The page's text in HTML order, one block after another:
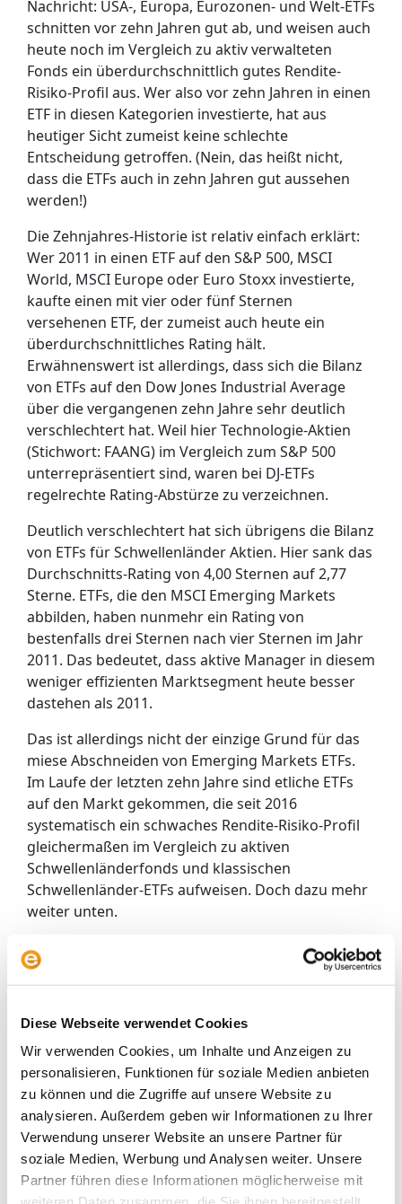
Diese Webseite verwendet Cookies
Wir verwenden Cookies, um Inhalte und Anzeigen zu
personalisieren, Funktionen für soziale Medien anbieten
zu können und die Zugriffe auf unsere Website zu
analysieren. Außerdem geben wir Informationen zu Ihrer
Verwendung unserer Website an unsere Partner für
soziale Medien, Werbung und Analysen weiter. Unsere
Partner führen diese Informationen möglicherweise mit
Nachricht: USA-, Europa, Eurozonen- und Welt-ETFs
schnitten vor zehn Jahren gut ab, und weisen auch
heute noch im Vergleich zu aktiv verwalteten
Fonds ein überdurchschnittlich gutes Rendite-
Risiko-Profil aus. Wer also vor zehn Jahren in einen
ETF in diesen Kategorien investierte, hat aus
heutiger Sicht zumeist keine schlechte
Entscheidung getroffen. (Nein, das heißt nicht,
dass die ETFs auch in zehn Jahren gut aussehen
werden!)
Die Zehnjahres-Historie ist relativ einfach erklärt:
Wer 2011 in einen ETF auf den S&P 500, MSCI
World, MSCI Europe oder Euro Stoxx investierte,
kaufte einen mit vier oder fünf Sternen
versehenen ETF, der zumeist auch heute ein
überdurchschnittliches Rating hält.
Erwähnenswert ist allerdings, dass sich die Bilanz
von ETFs auf den Dow Jones Industrial Average
über die vergangenen zehn Jahre sehr deutlich
verschlechtert hat. Weil hier Technologie-Aktien
(Stichwort: FAANG) im Vergleich zum S&P 500
unterrepräsentiert sind, waren bei DJ-ETFs
regelrechte Rating-Abstürze zu verzeichnen.
Deutlich verschlechtert hat sich übrigens die Bilanz
von ETFs für Schwellenländer Aktien. Hier sank das
Durchschnitts-Rating von 4,00 Sternen auf 2,77
Sterne. ETFs, die den MSCI Emerging Markets
abbilden, haben nunmehr ein Rating von
bestenfalls drei Sternen nach vier Sternen im Jahr
2011. Das bedeutet, dass aktive Manager in diesem
weniger effizienten Marktsegment heute besser
dastehen als 2011.
Das ist allerdings nicht der einzige Grund für das
miese Abschneiden von Emerging Markets ETFs.
Im Laufe der letzten zehn Jahre sind etliche ETFs
auf den Markt gekommen, die seit 2016
systematisch ein schwaches Rendite-Risiko-Profil
gleichermaßen im Vergleich zu aktiven
Schwellenländerfonds und klassischen
Schwellenländer-ETFs aufweisen. Doch dazu mehr
weiter unten.
Bringt Smart Beta ETFs auf das
Niveau aktiver Manager?
2011 und heute. Schauen wir nun auf die Bilanz der
vergangenen fünf Jahre. Hier stellt man eine
deutliche Verschlechterung der ETF-Rating-Bilanz
in allen fünf großen Fonds-Kategorien fest.
Zwischen 2016 und 2021 hat sich das Rating der
USA-ETFs besonders deutlich verschlechtert.
Waren im Oktober 2016 USA-Aktien-ETFs mit einem
Durchschnitts-Rating von 4,51 Morningstar